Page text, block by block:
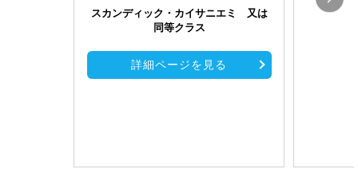
スカンディック・カイサニエミ 又は
同等クラス
詳細ページを見る